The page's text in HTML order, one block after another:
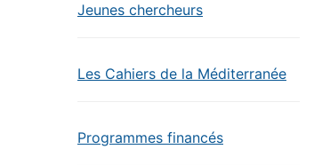
Jeunes chercheurs
Les Cahiers de la Méditerranée
Programmes financés